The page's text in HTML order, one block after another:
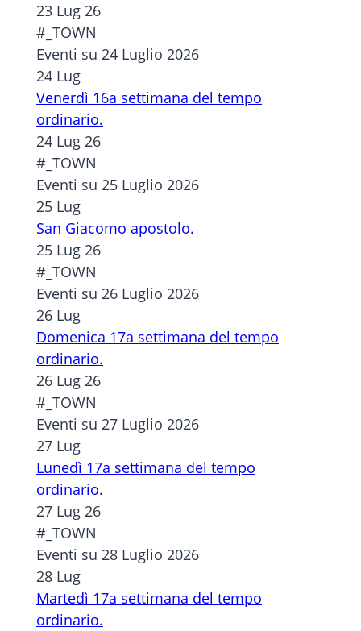
23 Lug 26
#_TOWN
Eventi su 24 Luglio 2026
24 Lug
Venerdì 16a settimana del tempo
ordinario.
24 Lug 26
#_TOWN
Eventi su 25 Luglio 2026
25 Lug
San Giacomo apostolo.
25 Lug 26
#_TOWN
Eventi su 26 Luglio 2026
26 Lug
Domenica 17a settimana del tempo
ordinario.
26 Lug 26
#_TOWN
Eventi su 27 Luglio 2026
27 Lug
Lunedì 17a settimana del tempo
ordinario.
27 Lug 26
#_TOWN
Eventi su 28 Luglio 2026
28 Lug
Martedì 17a settimana del tempo
ordinario.